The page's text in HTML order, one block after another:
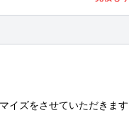
ズをさせていただきます